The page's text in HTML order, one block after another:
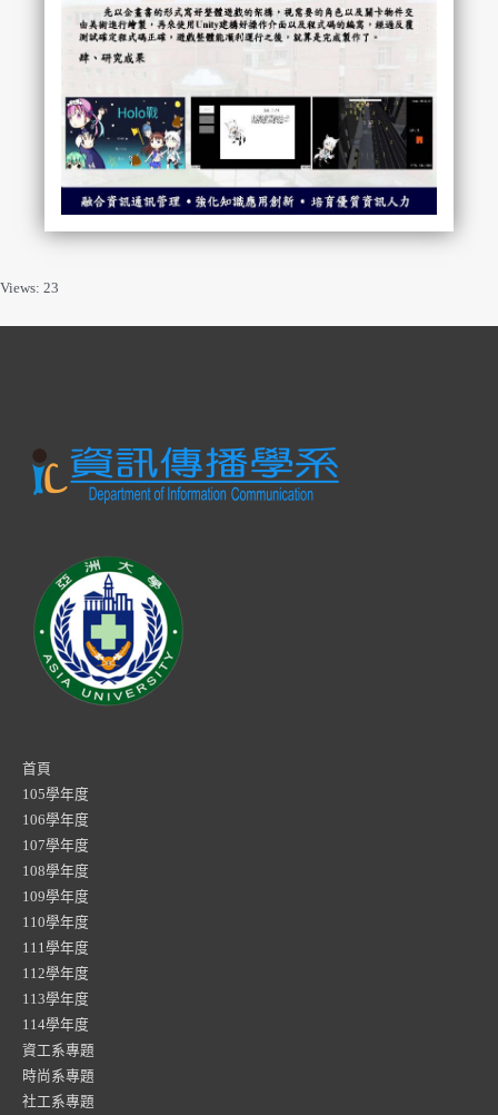
Views: 23
首頁
105學年度
106學年度
107學年度
108學年度
109學年度
110學年度
111學年度
112學年度
113學年度
114學年度
資工系專題
時尚系專題
社工系專題